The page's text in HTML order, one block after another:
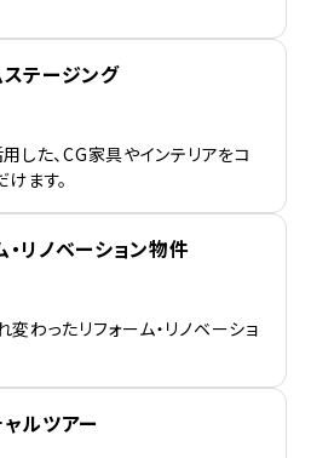
テージング
した、CG家具やインテリアをコ
ます。
・リノベーション物件
わったリフォーム・リノベーショ
ルツアー